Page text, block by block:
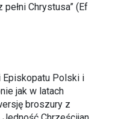
Chrystusa” (Ef
Episkopatu Polski i
jak w latach
broszury z